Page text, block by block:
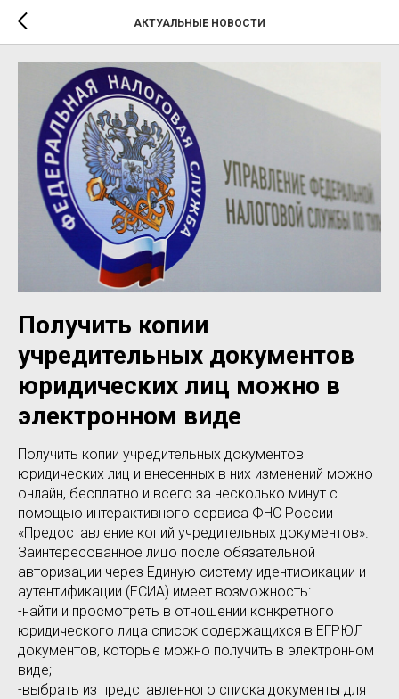
АКТУАЛЬНЫЕ НОВОСТИ
Получить копии
учредительных документов
юридических лиц можно в
электронном виде
Получить копии учредительных документов
юридических лиц и внесенных в них изменений можно
онлайн, бесплатно и всего за несколько минут с
помощью интерактивного сервиса ФНС России
«Предоставление копий учредительных документов».
Заинтересованное лицо после обязательной
авторизации через Единую систему идентификации и
аутентификации (ЕСИА) имеет возможность:
-найти и просмотреть в отношении конкретного
юридического лица список содержащихся в ЕГРЮЛ
документов, которые можно получить в электронном
виде;
-выбрать из представленного списка документы для